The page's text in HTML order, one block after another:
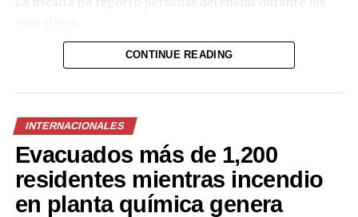
Las plantas clandestinas fueron localizadas en los
centro de México. Como parte de las intervenciones, las
autoridades incautaron combustible, contenedores y
maquinaria utilizada en estas instalaciones.
Asimismo, la fiscalía difundió fotografías en las que se
observan grandes tanques industriales y un sistema de
tuberías interconectadas dentro de las refinerías
CONTINUE READING
INTERNACIONALES
Evacuados más de 1,200
residentes mientras incendio
en planta química genera